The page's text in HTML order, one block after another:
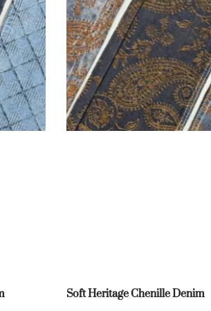
Soft Heritage Chenille Denim